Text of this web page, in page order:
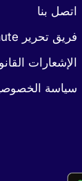
اتصل بنا
فريق تحرير Coinaute
الإشعارات
سياسة